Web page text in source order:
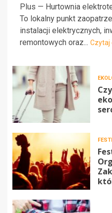
Plus — Hurtownia
To lokalny punkt
instalacji elektrycznych,
remontowych oraz... Czytaj